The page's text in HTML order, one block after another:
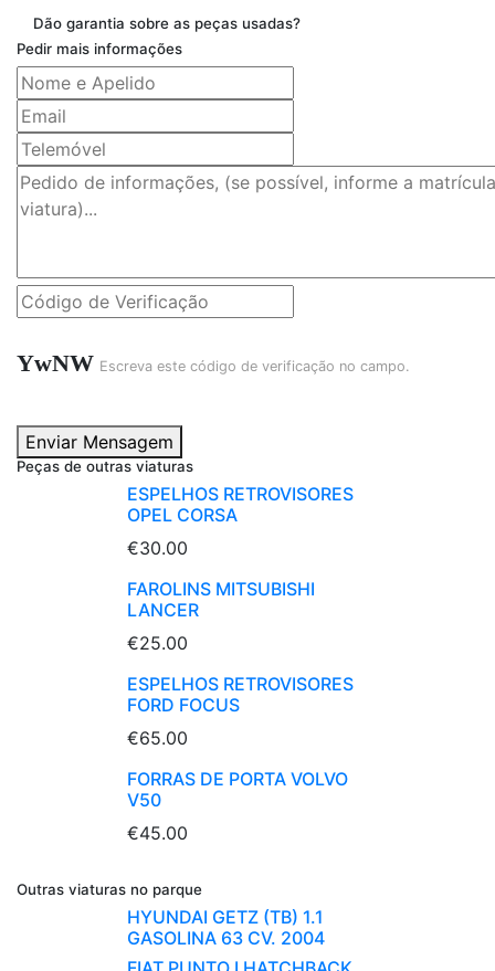
Dão garantia sobre as peças usadas?
Pedir mais informações
YwNW Escreva este código de verificação no campo.
Enviar Mensagem
Peças de outras viaturas
ESPELHOS RETROVISORES
OPEL CORSA
€30.00
FAROLINS MITSUBISHI
LANCER
€25.00
ESPELHOS RETROVISORES
FORD FOCUS
€65.00
FORRAS DE PORTA VOLVO
V50
€45.00
Outras viaturas no parque
HYUNDAI GETZ (TB) 1.1
GASOLINA 63 CV. 2004